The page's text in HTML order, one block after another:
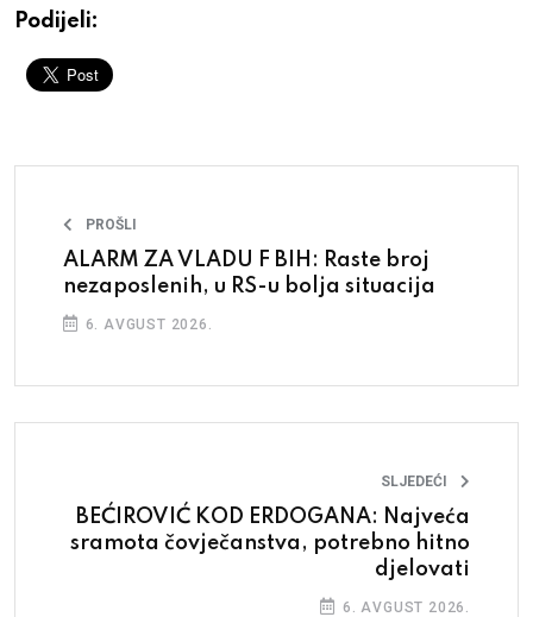
Podijeli:
PROŠLI
ALARM ZA VLADU F BIH: Raste broj
nezaposlenih, u RS-u bolja situacija
6. AVGUST 2026.
SLJEDEĆI
BEĆIROVIĆ KOD ERDOGANA: Najveća
sramota čovječanstva, potrebno hitno
djelovati
6. AVGUST 2026.